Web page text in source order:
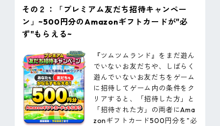
その２：「プレミアム友だち招待キャンペー
ン」~500円分のAmazonギフトカードが"必
ず"もらえる~
『ツムツムランド』をまだ遊ん
でいないお友だちや、しばらく
遊んでいないお友だちをゲーム
に招待してゲーム内の条件をク
リアすると、「招待した方」と
「招待された方」の両者にAma
zonギフトカード500円分を"必